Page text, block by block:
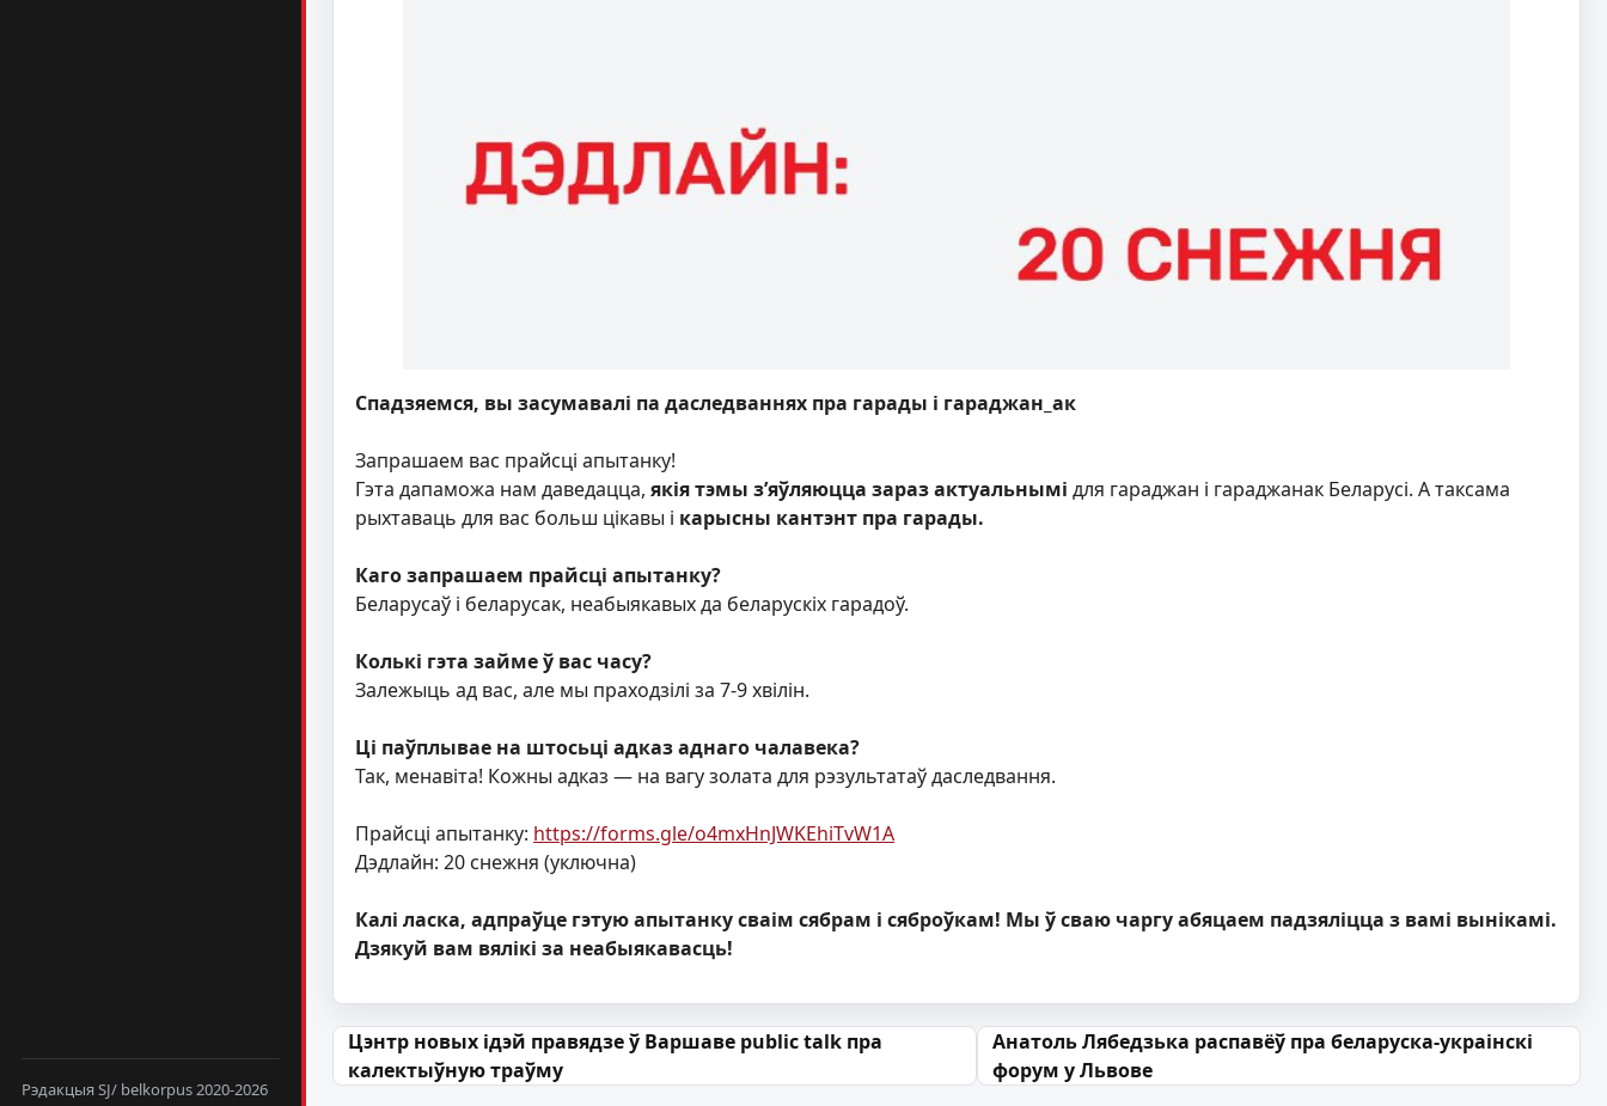
Рэдакцыя SJ/ belkorpus 2020-2026
Спадзяемся, вы засумавалі па даследваннях пра гарады і гараджан_ак
Запрашаем вас прайсці апытанку!
Гэта дапаможа нам даведацца, якія тэмы з’яўляюцца зараз актуальнымі для гараджан і гараджанак Беларусі. А таксама
рыхтаваць для вас больш цікавы і карысны кантэнт пра гарады.
Каго запрашаем прайсці апытанку?
Беларусаў і беларусак, неабыякавых да беларускіх гарадоў.
Колькі гэта займе ў вас часу?
Залежыць ад вас, але мы праходзілі за 7-9 хвілін.
Ці паўплывае на штосьці адказ аднаго чалавека?
Так, менавіта! Кожны адказ — на вагу золата для рэзультатаў даследвання.
Прайсці апытанку: https://forms.gle/o4mxHnJWKEhiTvW1A
Дэдлайн: 20 снежня (уключна)
Калі ласка, адпраўце гэтую апытанку сваім сябрам і сяброўкам! Мы ў сваю чаргу абяцаем падзяліцца з вамі вынікамі.
Дзякуй вам вялікі за неабыякавасць!
Навігацыя па запісах
Цэнтр новых ідэй правядзе ў Варшаве public talk пра
калектыўную траўму
Анатоль Лябедзька распавёў пра беларуска-украінскі
форум у Львове